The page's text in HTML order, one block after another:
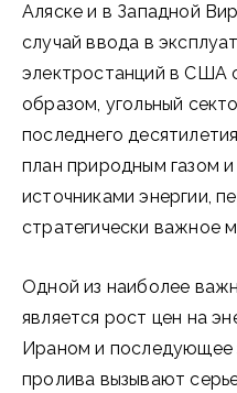
Аляске и в Западной
случай ввода в
электростанций в США
образом, угольный
последнего
план природным газом
источниками энергии,
стратегически важное
Одной из наиболее
является рост цен на
Ираном и последующее
пролива вызывают